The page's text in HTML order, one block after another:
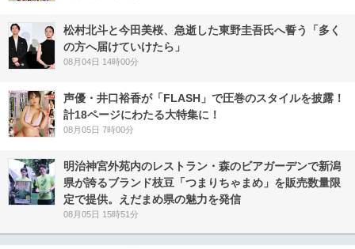
松村北斗と今田美桜、急逝した東野圭吾氏へ誓う「多く
の方へ届けていけたら」
08月04日 14時00分
声優・井口裕香が「FLASH」で圧巻のスタイルを披露！
計18ページにわたる大特集に！
08月05日 7時00分
明治神宮外苑内のレストラン・森のビアガーデンで新潟
県が誇るブランド枝豆「つまりちゃまめ」を販売数量限
定で提供。えだまめ県の魅力を発信
08月05日 15時51分